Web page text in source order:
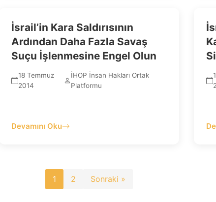
İsrail’in Kara Saldırısının
Ardından Daha Fazla Savaş
Suçu İşlenmesine Engel Olun
18 Temmuz
2014
İHOP İnsan Hakları Ortak
Platformu
Devamını Oku
Yazı
1 2 Sonraki »